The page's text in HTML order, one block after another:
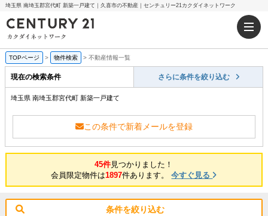
埼玉県 南埼玉郡宮代町 新築一戸建て｜久喜市の不動産｜センチュリー21カクダイネットワーク
TOPページ > 物件検索 > 不動産情報一覧
現在の検索条件 さらに条件を絞り込む
埼玉県 南埼玉郡宮代町 新築一戸建て
この条件で新着メールを登録
45件見つかりました！
会員限定物件は1897件あります。今すぐ見る
条件を絞り込む